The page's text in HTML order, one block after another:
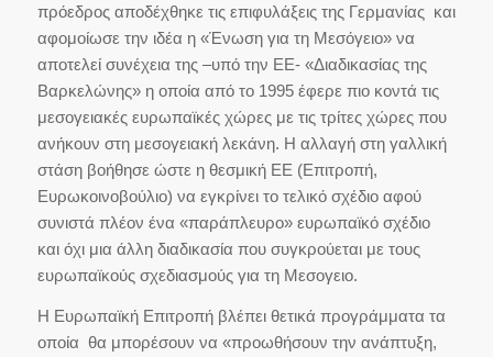
πρόεδρος αποδέχθηκε τις επιφυλάξεις της Γερμανίας και
αφομοίωσε την ιδέα η «Ένωση για τη Μεσόγειο» να
αποτελεί συνέχεια της –υπό την ΕΕ- «Διαδικασίας της
Βαρκελώνης» η οποία από το 1995 έφερε πιο κοντά τις
μεσογειακές ευρωπαϊκές χώρες με τις τρίτες χώρες που
ανήκουν στη μεσογειακή λεκάνη. Η αλλαγή στη γαλλική
στάση βοήθησε ώστε η θεσμική ΕΕ (Επιτροπή,
Ευρωκοινοβούλιο) να εγκρίνει το τελικό σχέδιο αφού
συνιστά πλέον ένα «παράπλευρο» ευρωπαϊκό σχέδιο
και όχι μια άλλη διαδικασία που συγκρούεται με τους
ευρωπαϊκούς σχεδιασμούς για τη Μεσογειο.
Η Ευρωπαϊκή Επιτροπή βλέπει θετικά προγράμματα τα
οποία θα μπορέσουν να «προωθήσουν την ανάπτυξη,